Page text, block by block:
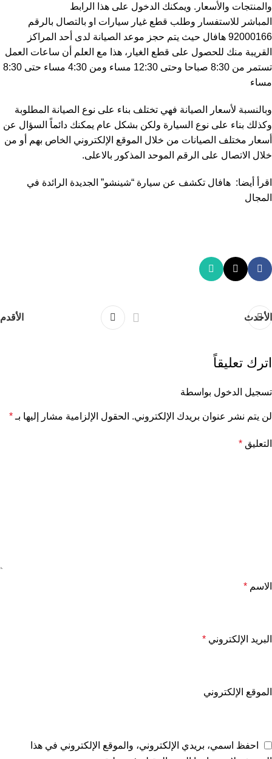
والمنتجات والأسعار. ويمكنك الدخول على هذا
الرابط
المباشر للاستفسار وطلب قطع غيار سيارات او بالتصال بالرقم
92000166 هافال حيث يتم حجز موعد الصيانة لدى أحد المراكز
القريبة منك للحصول على قطع الغيار، هذا مع العلم أن ساعات العمل
تستمر من 8:30 صباحا وحتى 12:30 مساء ومن 4:30 مساء حتى 8:30
مساء
وبالنسبة لأسعار الصيانة فهي تختلف بناء على نوع الصيانة المطلوبة
وكذلك بناء على نوع السيارة ولكن بشكل عام يمكنك دائماً السؤال عن
أسعار مختلف الصيانات من خلال الموقع الإلكتروني الخاص بهم أو من
خلال الاتصال على الرقم الموحد المذكور بالاعلى.
اقرأ أيضا: هافال تكشف عن سيارة “شينشو” الجديدة الرائدة في
المجال
الأحدث الأقدم
اترك تعليقاً
تسجيل الدخول بواسطة
لن يتم نشر عنوان بريدك الإلكتروني. الحقول الإلزامية مشار إليها بـ *
التعليق *
الاسم *
البريد الإلكتروني *
الموقع الإلكتروني
احفظ اسمي، بريدي الإلكتروني، والموقع الإلكتروني في هذا